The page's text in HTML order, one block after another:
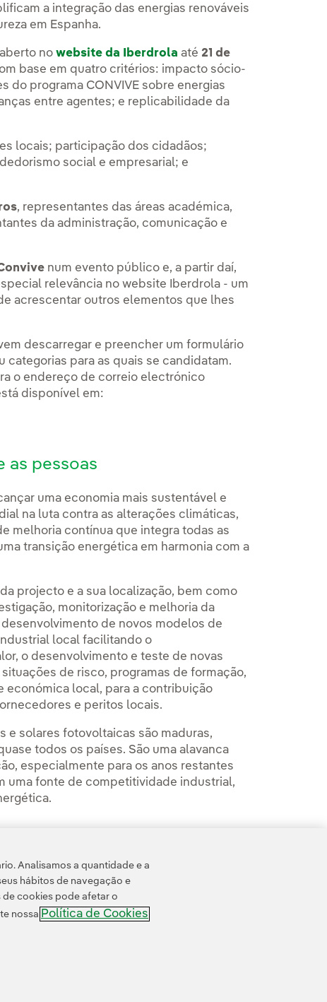
a integração das energias renováveis
em Espanha.
nowebsite da Iberdrolaaté 21 de
base em quatro critérios: impacto sócio-
do programa CONVIVE sobre energias
entre agentes; e replicabilidade da
locais; participação dos cidadãos;
social e empresarial; e
, representantes das áreas académica,
da administração, comunicação e
num evento público e, a partir daí,
relevância no website Iberdrola - um
acrescentar outros elementos que lhes
descarregar e preencher um formulário
categorias para as quais se candidatam.
o endereço de correio electrónico
disponível em:
as pessoas
uma economia mais sustentável e
na luta contra as alterações climáticas,
melhoria contínua que integra todas as
transição energética em harmonia com a
projecto e a sua localização, bem como
monitorização e melhoria da
de novos modelos de
local facilitando o
o desenvolvimento e teste de novas
de risco, programas de formação,
local, para a contribuição
e peritos locais.
e solares fotovoltaicas são maduras,
todos os países. São uma alavanca
especialmente para os anos restantes
uma fonte de competitividade industrial,
Analisamos a quantidade e a
hábitos de navegação e
cookies pode afetar o
nossa Política de Cookies